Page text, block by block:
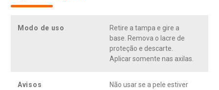
Modo de uso
Retire a tampa e gire a
base. Remova o lacre de
proteção e descarte.
Aplicar somente nas axilas.
Avisos
Não usar se a pele estiver